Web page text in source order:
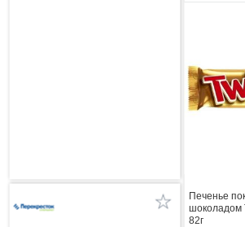
Печенье
шоколадом
82г